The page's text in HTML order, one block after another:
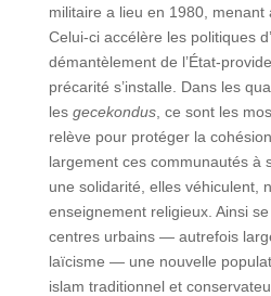
militaire a lieu en 1980, menant
Celui-ci accélère les politiques
démantèlement de l’État-
précarité s’installe. Dans les
les gecekondus, ce sont les
relève pour protéger la
largement ces communautés à
une solidarité, elles véhiculent,
enseignement religieux. Ainsi
centres urbains — autrefois
laïcisme — une nouvelle
islam traditionnel et